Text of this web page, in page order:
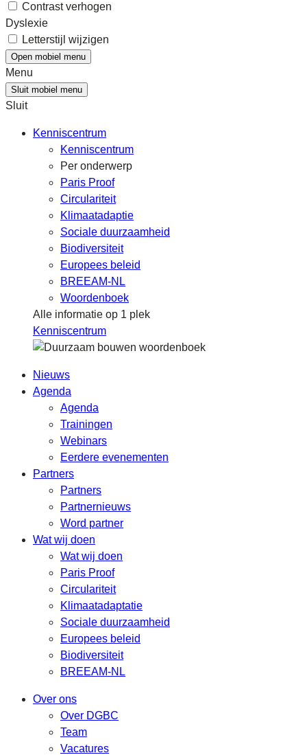
Contrast verhogen
Dyslexie
Letterstijl wijzigen
Open mobiel menu
Menu
Sluit mobiel menu
Sluit
Kenniscentrum
Kenniscentrum
Per onderwerp
Paris Proof
Circulariteit
Klimaatadaptie
Sociale duurzaamheid
Biodiversiteit
Europees beleid
BREEAM-NL
Woordenboek
Alle informatie op 1 plek
Kenniscentrum
Nieuws
Agenda
Agenda
Trainingen
Webinars
Eerdere evenementen
Partners
Partners
Partnernieuws
Word partner
Wat wij doen
Wat wij doen
Paris Proof
Circulariteit
Klimaatadaptatie
Sociale duurzaamheid
Europees beleid
Biodiversiteit
BREEAM-NL
Over ons
Over DGBC
Team
Vacatures